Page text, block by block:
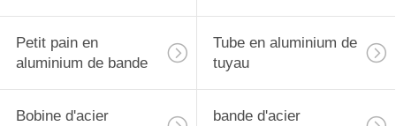
Petit pain en
aluminium de bande
Tube en aluminium de
tuyau
Bobine d'acier bande d'acier